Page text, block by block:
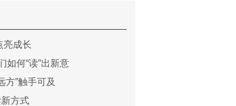
亮成长
如何“读”出新意
方”触手可及
方式